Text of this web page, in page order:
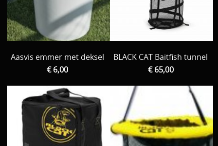
Boten en Belly / alle Benodigdheden
Tenten / Aasvisbewaring / Stoelen / Onthaakmatten /
Tassen
Per leverancier
Decoratie
Kleding
PROMO materiaal
Download area
PARTNERS
TIPS, Montages and film
Meerval.shop Pro staff
You Tube kanaal
Aasvis emmer met deksel
€ 6,00
BLACK CAT Baitfish tunnel
€ 65,00